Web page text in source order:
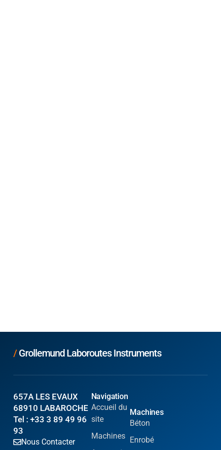
/Grollemund Laboroutes Instruments
657A LES EVAUX
68910 LABAROCHE
Tel : +33 3 89 49 96
93
Nous Contacter
Navigation
Accueil du
site
Machines
Machines
Béton
Enrobé